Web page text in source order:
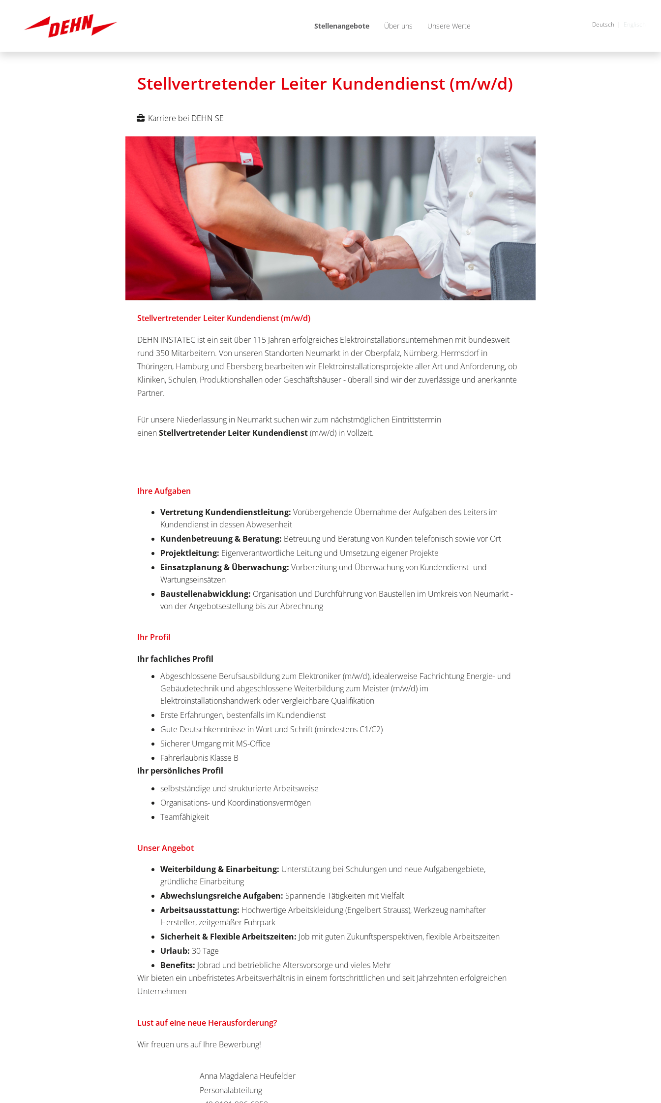
Deutsch Englisch
Stellenangebote Über uns Unsere Werte
Stellvertretender Leiter Kundendienst (m/w/d)
Karriere bei DEHN SE
Stellvertretender Leiter Kundendienst (m/w/d)
DEHN INSTATEC ist ein seit über 115 Jahren erfolgreiches Elektroinstallationsunternehmen mit bundesweit
rund 350 Mitarbeitern. Von unseren Standorten Neumarkt in der Oberpfalz, Nürnberg, Hermsdorf in
Thüringen, Hamburg und Ebersberg bearbeiten wir Elektroinstallationsprojekte aller Art und Anforderung, ob
Kliniken, Schulen, Produktionshallen oder Geschäftshäuser - überall sind wir der zuverlässige und anerkannte
Partner.
Für unsere Niederlassung in Neumarkt suchen wir zum nächstmöglichen Eintrittstermin
einenStellvertretender Leiter Kundendienst(m/w/d) in Vollzeit.
Ihre Aufgaben
Vertretung Kundendienstleitung: Vorübergehende Übernahme der Aufgaben des Leiters im
Kundendienst in dessen Abwesenheit
Kundenbetreuung & Beratung: Betreuung und Beratung von Kunden telefonisch sowie vor Ort
Projektleitung: Eigenverantwortliche Leitung und Umsetzung eigener Projekte
Einsatzplanung & Überwachung: Vorbereitung und Überwachung von Kundendienst- und
Wartungseinsätzen
Baustellenabwicklung: Organisation und Durchführung von Baustellen im Umkreis von Neumarkt -
von der Angebotsestellung bis zur Abrechnung
Ihr Profil
Ihr fachliches Profil
Abgeschlossene Berufsausbildung zum Elektroniker (m/w/d), idealerweise Fachrichtung Energie- und
Gebäudetechnik und abgeschlossene Weiterbildung zum Meister (m/w/d) im
Elektroinstallationshandwerk oder vergleichbare Qualifikation
Erste Erfahrungen, bestenfalls im Kundendienst
Gute Deutschkenntnisse in Wort und Schrift (mindestens C1/C2)
Sicherer Umgang mit MS-Office
Fahrerlaubnis Klasse B
Ihr persönliches Profil
selbstständige und strukturierte Arbeitsweise
Organisations- und Koordinationsvermögen
Teamfähigkeit
Unser Angebot
Weiterbildung & Einarbeitung: Unterstützung bei Schulungen und neue Aufgabengebiete,
gründliche Einarbeitung
Abwechslungsreiche Aufgaben: Spannende Tätigkeiten mit Vielfalt
Arbeitsausstattung: Hochwertige Arbeitskleidung (Engelbert Strauss), Werkzeug namhafter
Hersteller, zeitgemäßer Fuhrpark
Sicherheit & Flexible Arbeitszeiten: Job mit guten Zukunftsperspektiven, flexible Arbeitszeiten
Urlaub: 30 Tage
Benefits: Jobrad und betriebliche Altersvorsorge und vieles Mehr
Wir bieten ein unbefristetes Arbeitsverhältnis in einem fortschrittlichen und seit Jahrzehnten erfolgreichen
Unternehmen
Lust auf eine neue Herausforderung?
Wir freuen uns auf Ihre Bewerbung!
Anna Magdalena Heufelder
Personalabteilung